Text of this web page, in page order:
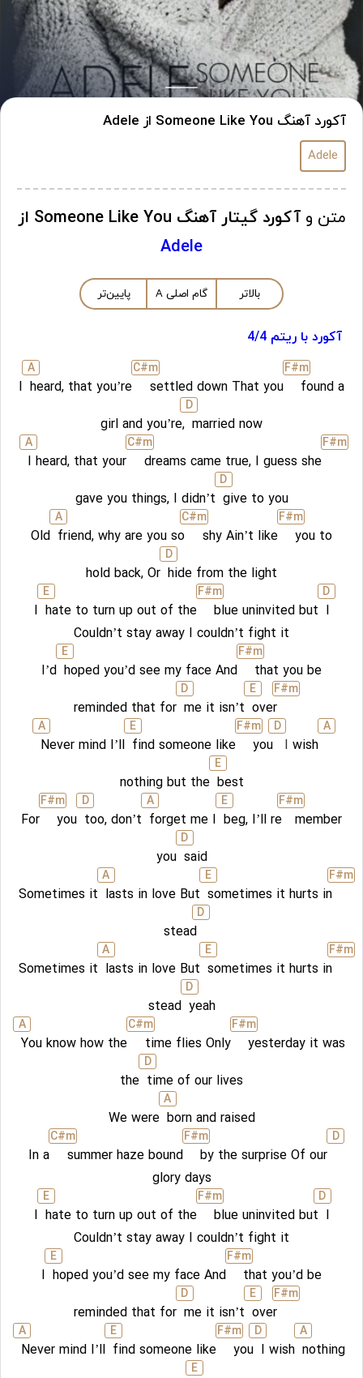
آکورد آهنگ Someone Like You از Adele
Adele
متن وآکورد گیتار آهنگ Someone Like You از
Adele
بالاتر گام اصلی A پایین‌تر
آکورد با ریتم 4/4
I
A
heard, that you’re
C#m
settled down That you
F#m
found a
girl and you’re,
D
married now
A
I heard, that your
C#m
dreams came true, I guess she
F#m
gave you things, I didn’t
D
give to you
Old
A
friend, why are you so
C#m
shy Ain’t like
F#m
you to
hold back, Or
D
hide from the light
I
E
hate to turn up out of the
F#m
blue uninvited but
D
I
Couldn’t stay away I couldn’t fight it
I’d
E
hoped you’d see my face And
F#m
that you be
reminded that for
D
me it isn’t
E
over
F#m
A
Never mind I’ll
E
find someone like
F#m
you
D
I wish
A
nothing but the
E
best
For
F#m
you
D
too, don’t
A
forget me I
E
beg, I’ll re
F#m
member
you
D
said
Sometimes it
A
lasts in love But
E
sometimes it hurts in
F#m
stead
D
Sometimes it
A
lasts in love But
E
sometimes it hurts in
F#m
stead
D
yeah
A
You know how the
C#m
time flies Only
F#m
yesterday it was
the
D
time of our lives
We were
A
born and raised
In a
C#m
summer haze bound
F#m
by the surprise Of our
D
glory days
I
E
hate to turn up out of the
F#m
blue uninvited but
D
I
Couldn’t stay away I couldn’t fight it
I
E
hoped you’d see my face And
F#m
that you’d be
reminded that for
D
me it isn’t
E
over
F#m
A
Never mind I’ll
E
find someone like
F#m
you
D
I wish
A
nothing
E